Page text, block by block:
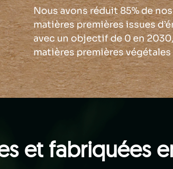
Nous avons réduit 85% de
matières premières issues
avec un objectif de 0 en
matières premières
et fabriquées